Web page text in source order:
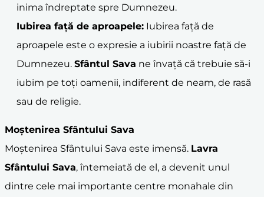
inima îndreptate spre Dumnezeu.
Iubirea față de aproapele: Iubirea față de
aproapele este o expresie a iubirii noastre față de
Dumnezeu. Sfântul Sava ne învață că trebuie să-i
iubim pe toți oamenii, indiferent de neam, de rasă
sau de religie.
Moştenirea Sfântului Sava
Moștenirea Sfântului Sava este imensă. Lavra
Sfântului Sava, întemeiată de el, a devenit unul
dintre cele mai importante centre monahale din